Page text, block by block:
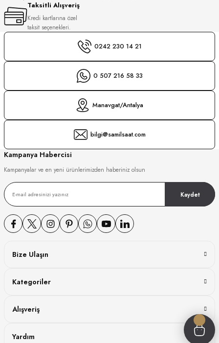
Taksitli Alışveriş
Kredi kartlarına özel
taksit seçenekleri.
0242 230 14 21
0 507 216 58 33
Manavgat/Antalya
bilgi@samilsaat.com
Kampanya Habercisi
Kampanyalar ve en yeni ürünlerimizden haberiniz olsun
Kaydet
Bize Ulaşın
Kategoriler
Alışveriş
Yardım
WATCH
WATCH